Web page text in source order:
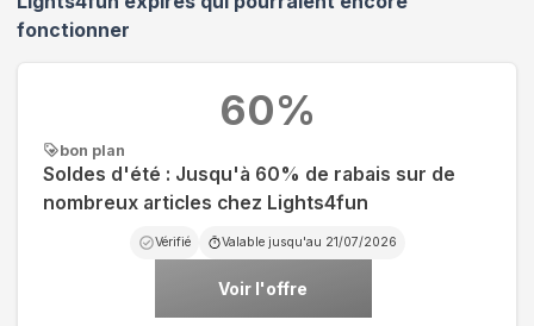
fonctionner
bon plan
Soldes d'été : Jusqu'à 60% de rabais sur de
nombreux articles chez Lights4fun
Vérifié Valable jusqu'au 21/07/2026
Voir l'offre
60%